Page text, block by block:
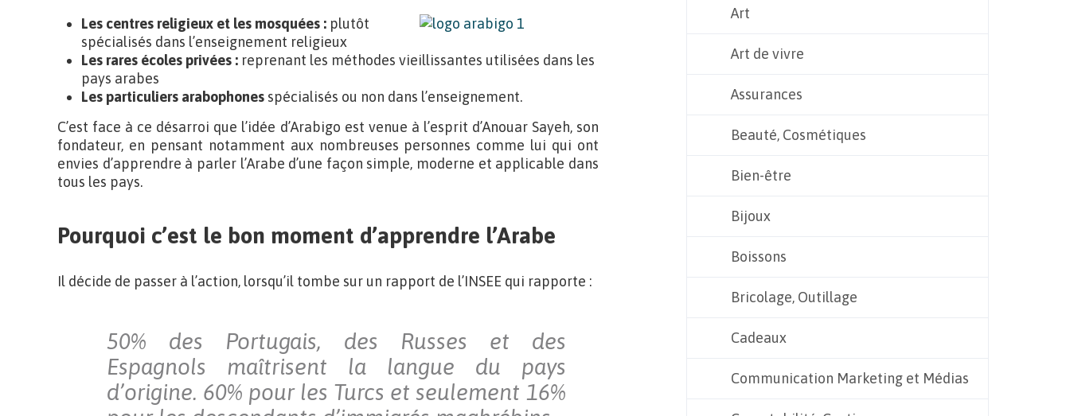
Les centres religieux et les mosquées : plutôt
spécialisés dans l’enseignement religieux
Les rares écoles privées : reprenant les méthodes vieillissantes utilisées dans les
pays arabes
Les particuliers arabophones spécialisés ou non dans l’enseignement.
C’est face à ce désarroi que l’idée d’Arabigo est venue à l’esprit d’Anouar Sayeh, son
fondateur, en pensant notamment aux nombreuses personnes comme lui qui ont
envies d’apprendre à parler l’Arabe d’une façon simple, moderne et applicable dans
tous les pays.
Pourquoi c’est le bon moment d’apprendre l’Arabe
Il décide de passer à l’action, lorsqu’il tombe sur un rapport de l’INSEE qui rapporte :
50% des Portugais, des Russes et des
Espagnols maîtrisent la langue du pays
d’origine. 60% pour les Turcs et seulement 16%
Art
Art de vivre
Assurances
Beauté, Cosmétiques
Bien-être
Bijoux
Boissons
Bricolage, Outillage
Cadeaux
Communication Marketing et Médias